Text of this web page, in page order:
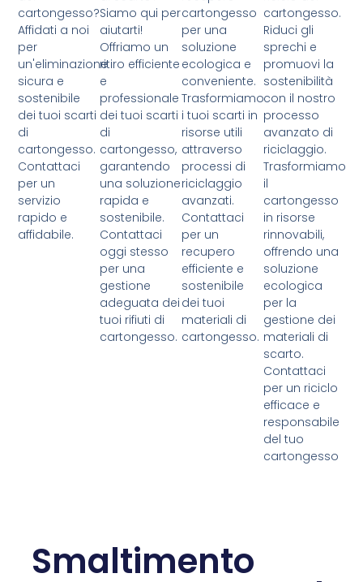
cartongesso?
Affidati a noi
per
un'eliminazione
sicura e
sostenibile
dei tuoi scarti
di
cartongesso.
Contattaci
per un
servizio
rapido e
affidabile.
Siamo qui per
aiutarti!
Offriamo un
ritiro efficiente
e
professionale
dei tuoi scarti
di
cartongesso,
garantendo
una soluzione
rapida e
sostenibile.
Contattaci
oggi stesso
per una
gestione
adeguata dei
tuoi rifiuti di
cartongesso.
cartongesso
per una
soluzione
ecologica e
conveniente.
Trasformiamo
i tuoi scarti in
risorse utili
attraverso
processi di
riciclaggio
avanzati.
Contattaci
per un
recupero
efficiente e
sostenibile
dei tuoi
materiali di
cartongesso.
cartongesso.
Riduci gli
sprechi e
promuovi la
sostenibilità
con il nostro
processo
avanzato di
riciclaggio.
Trasformiamo
il
cartongesso
in risorse
rinnovabili,
offrendo una
soluzione
ecologica
per la
gestione dei
materiali di
scarto.
Contattaci
per un riciclo
efficace e
responsabile
del tuo
cartongesso
Smaltimento